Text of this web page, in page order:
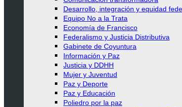
Desarrollo, integración y equidad
Equipo No a la Trata
Economía de Francisco
Federalismo y Justicia Distributiva
Gabinete de Coyuntura
Información y Paz
Justicia y DDHH
Mujer y Juventud
Paz y Deporte
Paz y Educación
Poliedro por la paz